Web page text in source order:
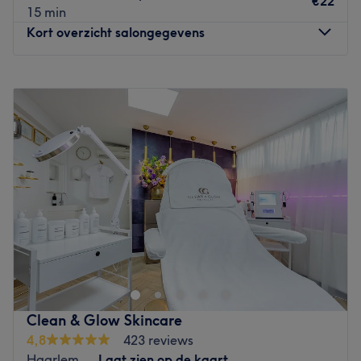
15 min
Kort overzicht salongegevens
19:00
Donderdag
10:00–21:00
Vrijdag
10:00
Zaterdag
Zondag
10:00–18:00
Welkom bij Zzalon. In deze kapper in Haarlem draait het
allemaal om jou! Het team zorgt ervoor dat jij in het
middelpunt van de aandacht staat en ze geven je graag
advies over het kapsel dat het beste bij je past. Je kunt
hier onder andere terecht voor een nieuwe coupe, en een
mooie trendy kleur. Tijdens de behandeling ervaar je een
relaxte sfeer, zodat je volledig ontspannen de salon
Clean & Glow Skincare
4,8
423 reviews